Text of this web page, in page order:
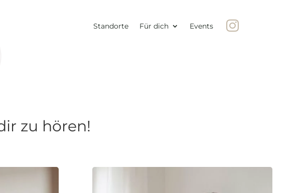
Standorte Für dich Events 
zu hören!